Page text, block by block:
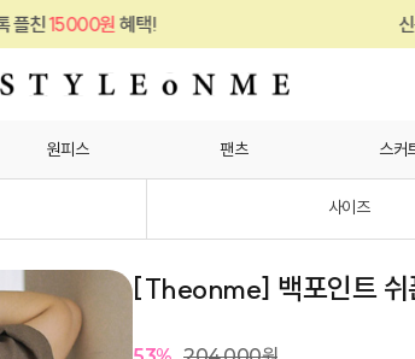
신규 회원가입 및 카톡
원피스 팬츠 스커
사이즈
[Theonme] 백포인트 쉬